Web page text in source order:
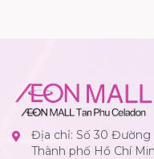
Địa chỉ: Số 30 Đường
Thành phố Hồ Chí